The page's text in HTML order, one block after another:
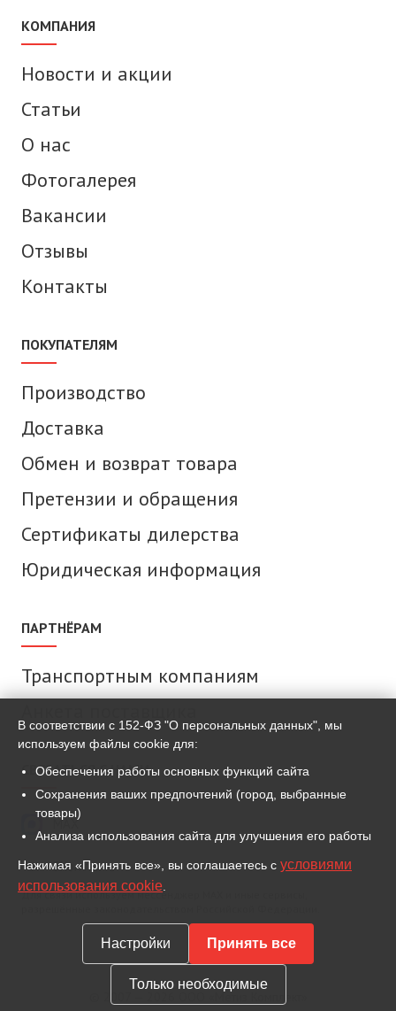
КОМПАНИЯ
Новости и акции
Статьи
О нас
Фотогалерея
Вакансии
Отзывы
Контакты
ПОКУПАТЕЛЯМ
Производство
Доставка
Обмен и возврат товара
Претензии и обращения
Сертификаты дилерства
Юридическая информация
ПАРТНЁРАМ
Транспортным компаниям
СВЯЗАТЬСЯ С НАМИ
MAX
ВКонтакте
Для связи используем мессенджер MAX и иные сервисы,
© 2007 — 2026 ООО «Метиз Комплект»
В соответствии с 152-ФЗ "О персональных данных", мы
используем файлы cookie для:
Обеспечения работы основных функций сайта
Сохранения ваших предпочтений (город, выбранные
товары)
Анализа использования сайта для улучшения его работы
Нажимая «Принять все», вы соглашаетесь с условиями
использования cookie
Настройки Принять все
Только необходимые